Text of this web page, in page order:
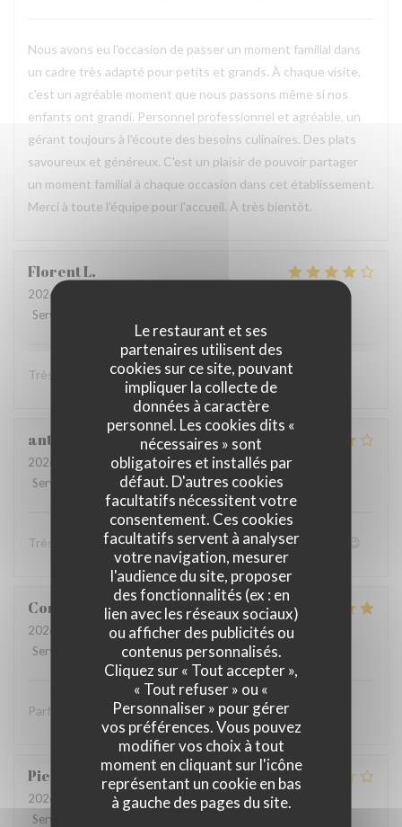
Le restaurant et ses
partenaires utilisent des
cookies sur ce site, pouvant
impliquer la collecte de
données à caractère
personnel. Les cookies dits «
nécessaires » sont
obligatoires et installés par
défaut. D'autres cookies
facultatifs nécessitent votre
consentement. Ces cookies
facultatifs servent à analyser
votre navigation, mesurer
l'audience du site, proposer
des fonctionnalités (ex : en
lien avec les réseaux sociaux)
ou afficher des publicités ou
contenus personnalisés.
Cliquez sur « Tout accepter »,
« Tout refuser » ou «
Personnaliser » pour gérer
vos préférences. Vous pouvez
modifier vos choix à tout
moment en cliquant sur l'icône
représentant un cookie en bas
à gauche des pages du site.
Nous avons eu l'occasion de passer un moment familial dans
un cadre très adapté pour petits et grands. À chaque visite,
c'est un agréable moment que nous passons même si nos
enfants ont grandi. Personnel professionnel et agréable, un
gérant toujours à l'écoute des besoins culinaires. Des plats
savoureux et généreux. C'est un plaisir de pouvoir partager
un moment familial à chaque occasion dans cet établissement.
Merci à toute l'équipe pour l'accueil. À très bientôt.
FlorentL
2026-07-11
Service
Très convivial , ont mange très bien :)
anthony
2026-07-05
- 19:00 - Couverts 4
Service
Ambiance: 4 /5 Cuisine: 5/5 Qualité / Prix
Très bon accueil et patron super sympa Personnel au top😉
Coralie
2026-07-05
- 12:15 - Couverts 4
Service
Ambiance:5/5 Cuisine:5/5 Qualité / Prix
Parfait comme toujours !
Pierre
2026-07-05
- 12:30 - Couverts 9
Service